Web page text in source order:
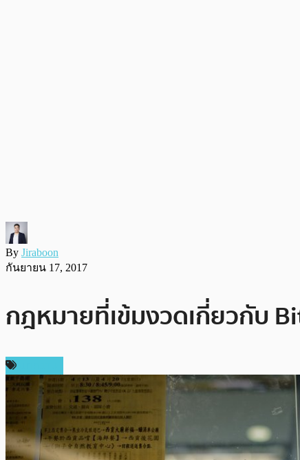
By Jiraboon
กันยายน 17, 2017
กฎหมายที่เข้มงวดเกี่ยวกับ